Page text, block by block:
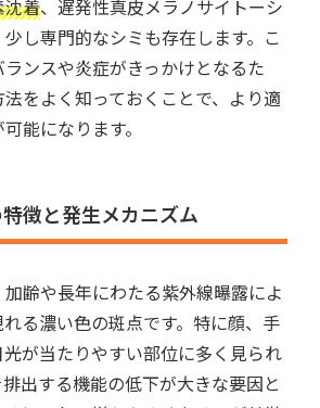
沈着、遅発性真皮メラノサイトーシ
少し専門的なシミも存在します。こ
ンスや炎症がきっかけとなるた
をよく知っておくことで、より適
能になります。
徴と発生メカニズム
加齢や長年にわたる紫外線曝露によ
る濃い色の斑点です。特に顔、手
が当たりやすい部位に多く見られ
出する機能の低下が大きな要因と